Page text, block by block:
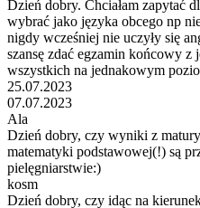
Dzień dobry. Chciałam zapytać
wybrać jako języka obcego np
nigdy wcześniej nie uczyły się
szansę zdać egzamin końcowy z
wszystkich na jednakowym
25.07.2023
07.07.2023
Ala
Dzień dobry, czy wyniki z
matematyki podstawowej(!) są
pielęgniarstwie:)
kosm
Dzień dobry, czy idąc na